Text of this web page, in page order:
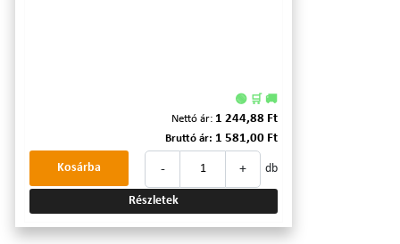
🟢 🛒 🚚
Nettó ár: 1 244,88 Ft
Bruttó ár: 1 581,00 Ft
- + db
Kosárba
Részletek